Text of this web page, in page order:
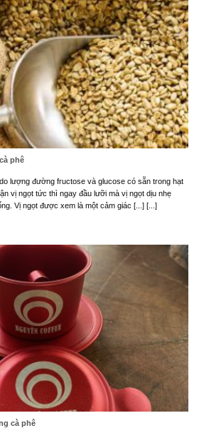
phê
lượng đường fructose và glucose có sẵn trong hạt
vị ngọt tức thì ngay đầu lưỡi mà vị ngọt dịu nhẹ
Vị ngọt được xem là một cảm giác [...] [...]
cà phê